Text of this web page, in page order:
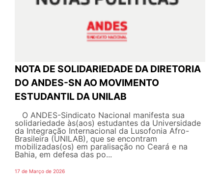
NOTA DE SOLIDARIEDADE DA DIRETORIA
DO ANDES-SN AO MOVIMENTO
ESTUDANTIL DA UNILAB
O ANDES-Sindicato Nacional manifesta sua
solidariedade às(aos) estudantes da Universidade
da Integração Internacional da Lusofonia Afro-
Brasileira (UNILAB), que se encontram
mobilizadas(os) em paralisação no Ceará e na
Bahia, em defesa das po...
17 de Março de 2026